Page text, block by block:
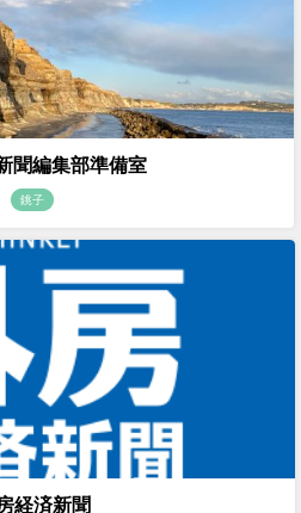
聞編集部準備室
銚子
経済新聞